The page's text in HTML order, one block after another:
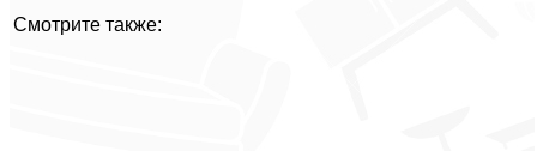
Смотрите также: